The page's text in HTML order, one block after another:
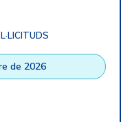
de 2026